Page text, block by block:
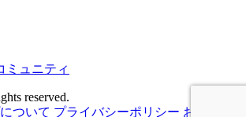
ミュニティ
reserved.
ついて プライバシーポリシー お問い合